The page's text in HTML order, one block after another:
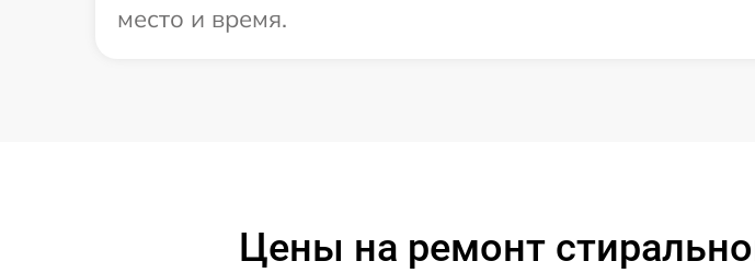
место и время.
Цены на ремонт